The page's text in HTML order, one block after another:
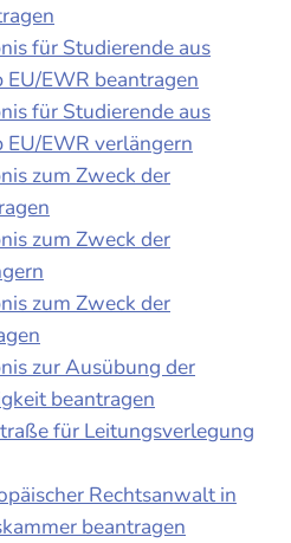
für Studierende aus
EWR beantragen
für Studierende aus
EWR verlängern
zum Zweck der
zum Zweck der
zum Zweck der
zur Ausübung der
beantragen
für Leitungsverlegung
Rechtsanwalt in
beantragen